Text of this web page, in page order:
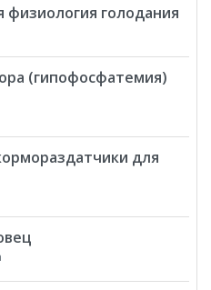
физиология голодания
(гипофосфатемия)
для